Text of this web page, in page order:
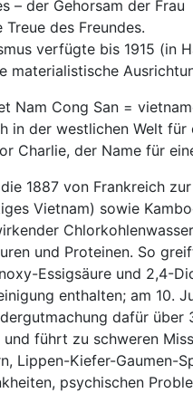
– der Gehorsam der Frau
des Freundes.
verfügte bis 1915 (in
materialistische
Nam Cong San =
in der westlichen Welt
Charlie, der Name für
1887 von Frankreich
Vietnam) sowie
und Proteinen. So
Essigsäure und 2,4-
enthalten; am 10.
dafür
führt zu schweren
Lippen-Kiefer-Gaumen-
psychischen